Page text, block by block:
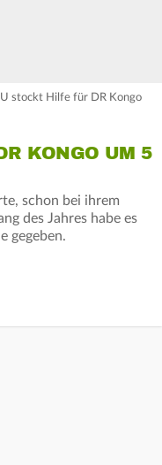
stockt Hilfe für DR Kongo
KONGO UM 5
schon bei ihrem
des Jahres habe es
gegeben.